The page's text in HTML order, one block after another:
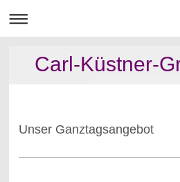
Carl-Küstner-
Unser Ganztagsangebot